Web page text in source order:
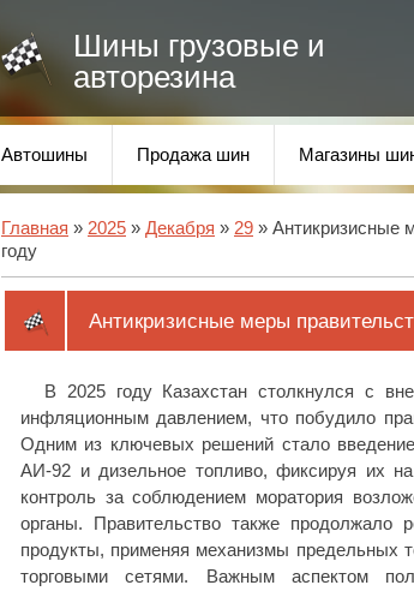
Шины грузовые и
авторезина
Автошины Продажа шин Магазины
Главная » 2025 » Декабря » 29 » Антикризисные
году
Антикризисные меры
В 2025 году Казахстан столкнулся с
инфляционным давлением, что побудило
Одним из ключевых решений стало
АИ-92 и дизельное топливо, фиксируя их
контроль за соблюдением моратория
органы. Правительство также продолжало
продукты, применяя механизмы предельных
торговыми сетями. Важным аспектом